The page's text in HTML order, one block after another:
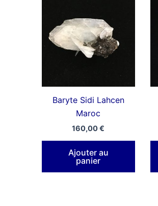
Baryte Sidi Lahcen
Maroc
160,00€
Ajouter au
panier